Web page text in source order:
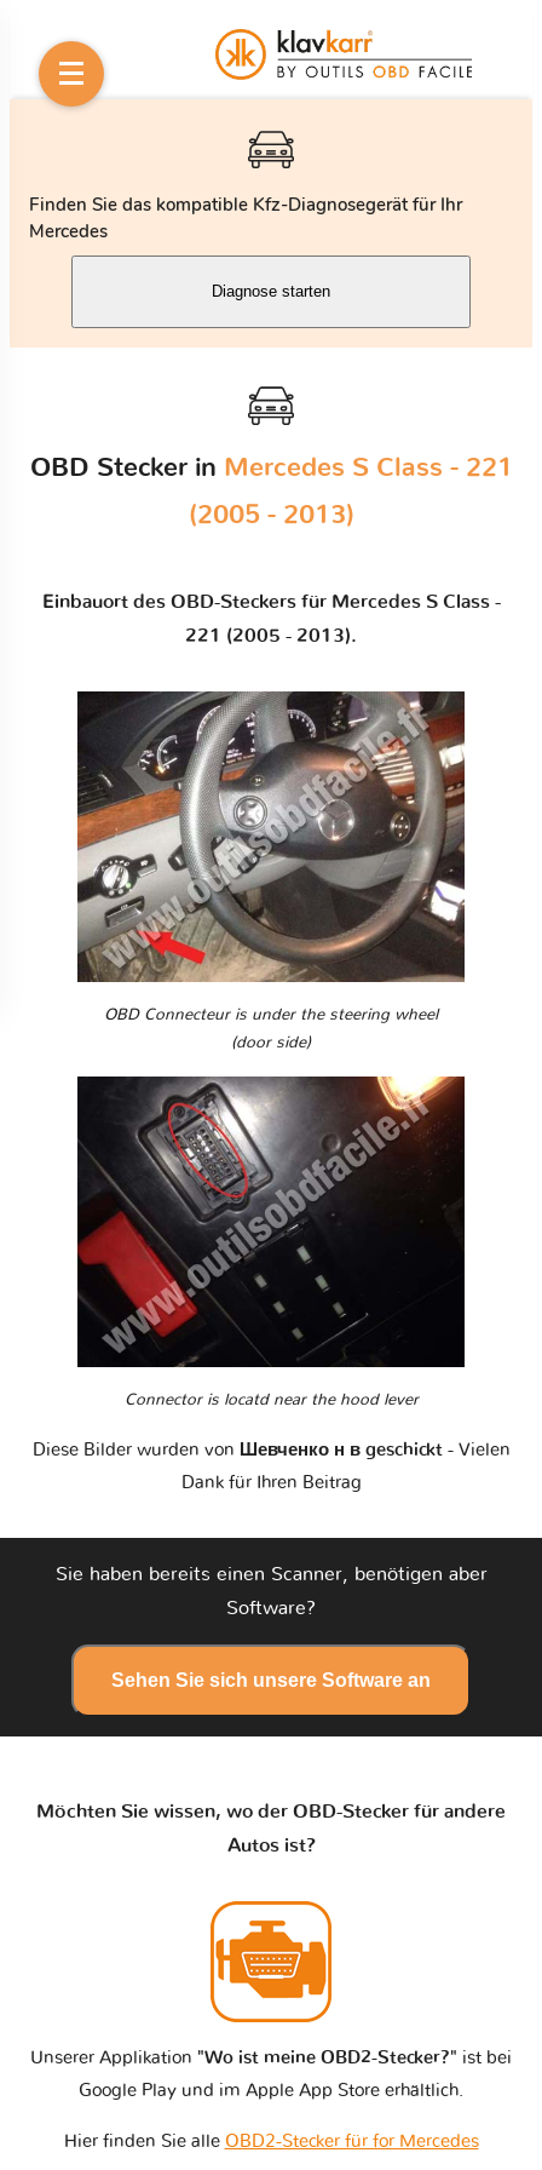
Finden Sie das kompatible Kfz-Diagnosegerät für Ihr
Mercedes
Diagnose starten
OBD Stecker in Mercedes S Class - 221
(2005 - 2013)
Einbauort des OBD-Steckers für Mercedes S Class -
221 (2005 - 2013).
OBD Connecteur is under the steering wheel
(door side)
Connector is locatd near the hood lever
Diese Bilder wurden von Шевченко н в geschickt - Vielen
Dank für Ihren Beitrag
Sie haben bereits einen Scanner, benötigen aber
Software?
Sehen Sie sich unsere Software an
Möchten Sie wissen, wo der OBD-Stecker für andere
Autos ist?
Unserer Applikation "Wo ist meine OBD2-Stecker?" ist bei
Google Play und im Apple App Store erhältlich.
Hier finden Sie alle OBD2-Stecker für for Mercedes